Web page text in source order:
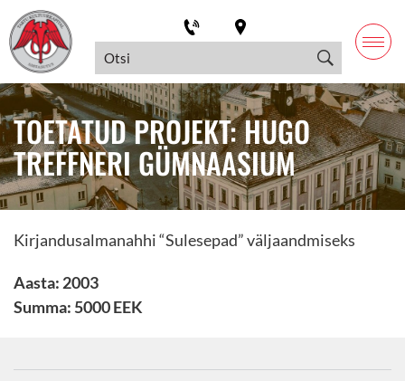
TOETATUD PROJEKT: HUGO
TREFFNERI GÜMNAASIUM
Kirjandusalmanahhi “Sulesepad” väljaandmiseks
Aasta: 2003
Summa: 5000 EEK